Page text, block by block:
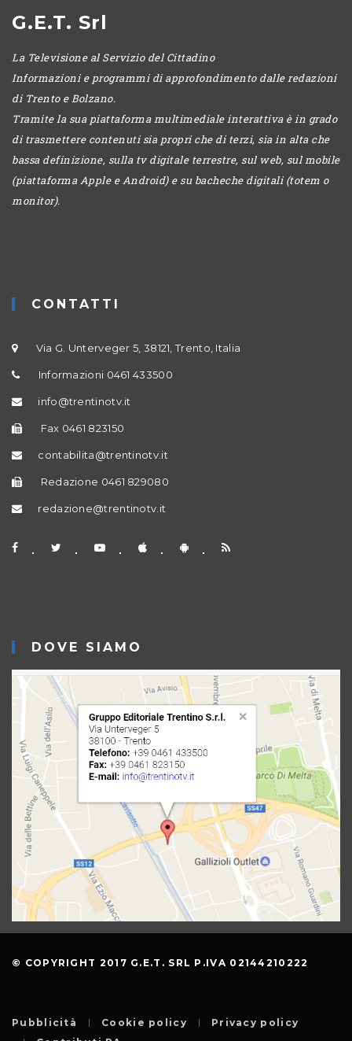
G.E.T. Srl
La Televisione al Servizio del Cittadino
Informazioni e programmi di approfondimento dalle redazioni
di Trento e Bolzano.
Tramite la sua piattaforma multimediale interattiva è in grado
di trasmettere contenuti sia propri che di terzi, sia in alta che
bassa definizione, sulla tv digitale terrestre, sul web, sul mobile
(piattaforma Apple e Android) e su bacheche digitali (totem o
monitor).
CONTATTI
Via G. Unterveger 5, 38121, Trento, Italia
Informazioni 0461 433500
info@trentinotv.it
Fax 0461 823150
contabilita@trentinotv.it
Redazione 0461 829080
redazione@trentinotv.it
DOVE SIAMO
© COPYRIGHT 2017 G.E.T. SRL P.IVA 02144210222
Pubblicità Cookie policy
Privacy policy